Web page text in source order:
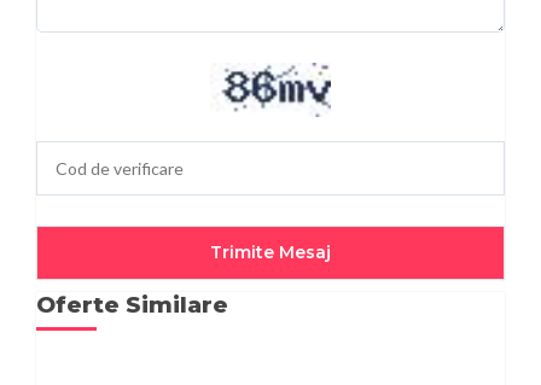
Oferte Similare